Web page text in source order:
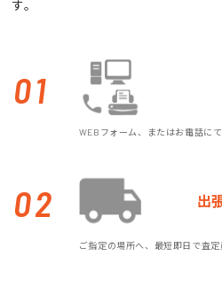
す。
01
WEBフォーム、またはお電話に
02 出
ご指定の場所へ、最短即日で査定